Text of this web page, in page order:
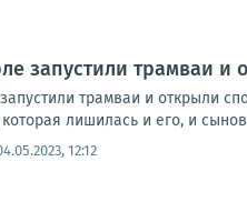
запустили трамваи и
трамваи и открыли
лишилась и его, и
12:12